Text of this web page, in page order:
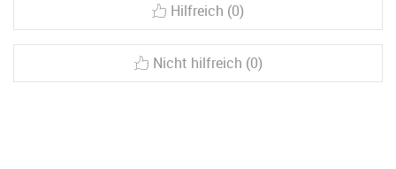
Hilfreich (0)
Nicht hilfreich (0)